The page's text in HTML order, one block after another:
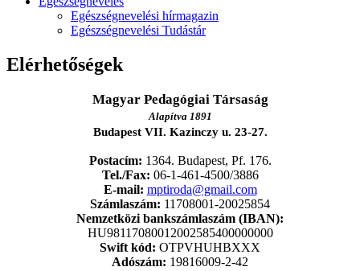
Egészségnevelési hírmagazin
Egészségnevelési Tudástár
Elérhetőségek
Magyar Pedagógiai Társaság
Alapítva 1891
Budapest VII. Kazinczy u. 23-27.
Postacím: 1364. Budapest, Pf. 176.
Tel./Fax: 06-1-461-4500/3886
E-mail: mptiroda@gmail.com
Számlaszám: 11708001-20025854
Nemzetközi bankszámlaszám (IBAN):
HU98117080012002585400000000
Swift kód: OTPVHUHBXXX
Adószám: 19816009-2-42